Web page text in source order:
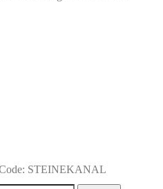
STEINEKANAL